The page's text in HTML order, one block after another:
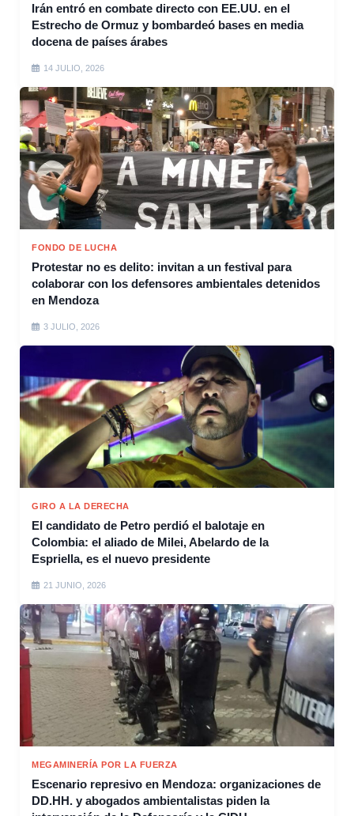
Irán entró en combate directo con EE.UU. en el
Estrecho de Ormuz y bombardeó bases en media
docena de países árabes
14 JULIO, 2026
FONDO DE LUCHA
Protestar no es delito: invitan a un festival para
colaborar con los defensores ambientales detenidos
en Mendoza
3 JULIO, 2026
GIRO A LA DERECHA
El candidato de Petro perdió el balotaje en
Colombia: el aliado de Milei, Abelardo de la
Espriella, es el nuevo presidente
21 JUNIO, 2026
MEGAMINERÍA POR LA FUERZA
Escenario represivo en Mendoza: organizaciones de
DD.HH. y abogados ambientalistas piden la